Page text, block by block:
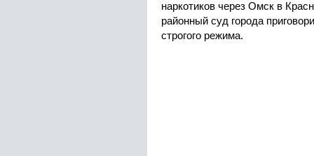
наркотиков через Омск в
районный суд города
строгого режима.